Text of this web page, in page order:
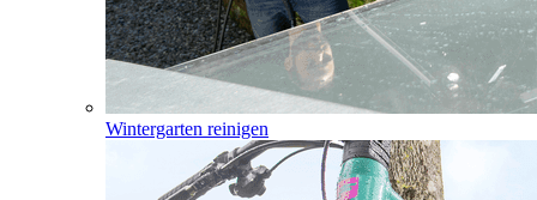
Wintergarten reinigen